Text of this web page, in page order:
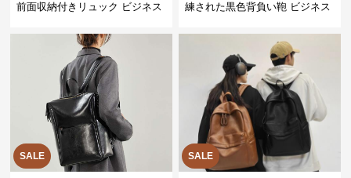
前面収納付きリュック ビジネス
練された黒色背負い鞄 ビジネス
SALE SALE